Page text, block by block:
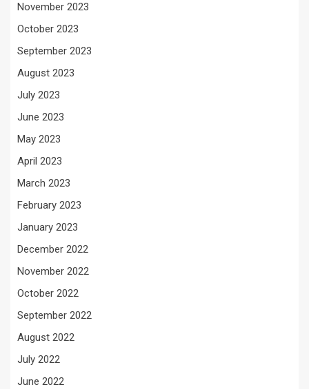
November 2023
October 2023
September 2023
August 2023
July 2023
June 2023
May 2023
April 2023
March 2023
February 2023
January 2023
December 2022
November 2022
October 2022
September 2022
August 2022
July 2022
June 2022